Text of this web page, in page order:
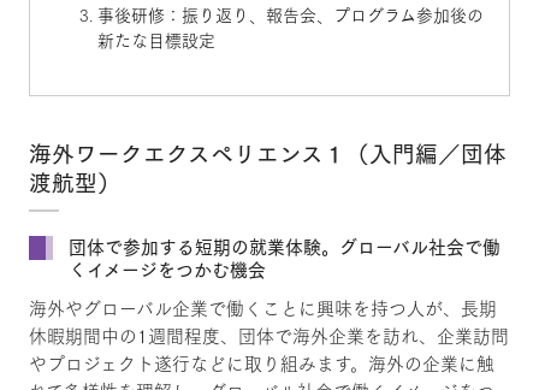
事後研修：振り返り、報告会、プログラム参加後の
新たな目標設定
海外ワークエクスペリエンス１（入門編／団体
渡航型）
団体で参加する短期の就業体験。グローバル社会で働
くイメージをつかむ機会
海外やグローバル企業で働くことに興味を持つ人が、長期
休暇期間中の1週間程度、団体で海外企業を訪れ、企業訪問
やプロジェクト遂行などに取り組みます。海外の企業に触